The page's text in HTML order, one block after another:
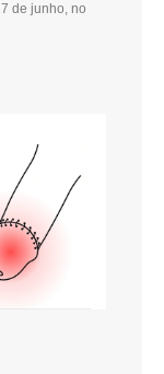
de junho, no